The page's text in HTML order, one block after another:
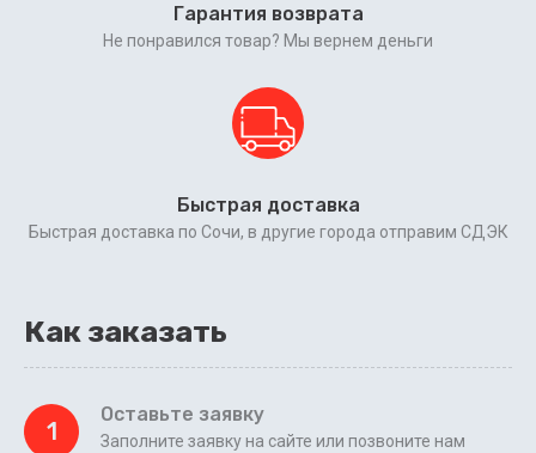
Гарантия возврата
Не понравился товар? Мы вернем деньги
Быстрая доставка
Быстрая доставка по Сочи, в другие города отправим СДЭК
Как заказать
1
Оставьте заявку
Заполните заявку на сайте или позвоните нам